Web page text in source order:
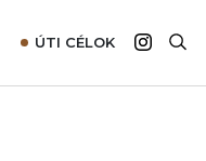
ÚTI CÉLOK